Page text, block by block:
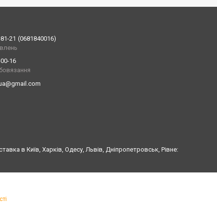
21
0681840016
16
в Київ, Харків, Одесу, Львів, Дніпропетровськ, Рівне: